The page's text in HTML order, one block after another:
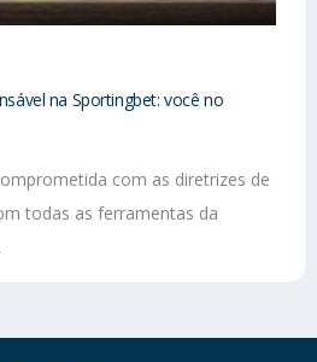
na Sportingbet: você no
com as diretrizes de
todas as ferramentas da